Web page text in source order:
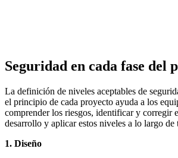
Seguridad en cada fase del
La definición de niveles aceptables de
el principio de cada proyecto ayuda a los
comprender los riesgos, identificar y corregir
desarrollo y aplicar estos niveles a lo largo de
1. Diseño